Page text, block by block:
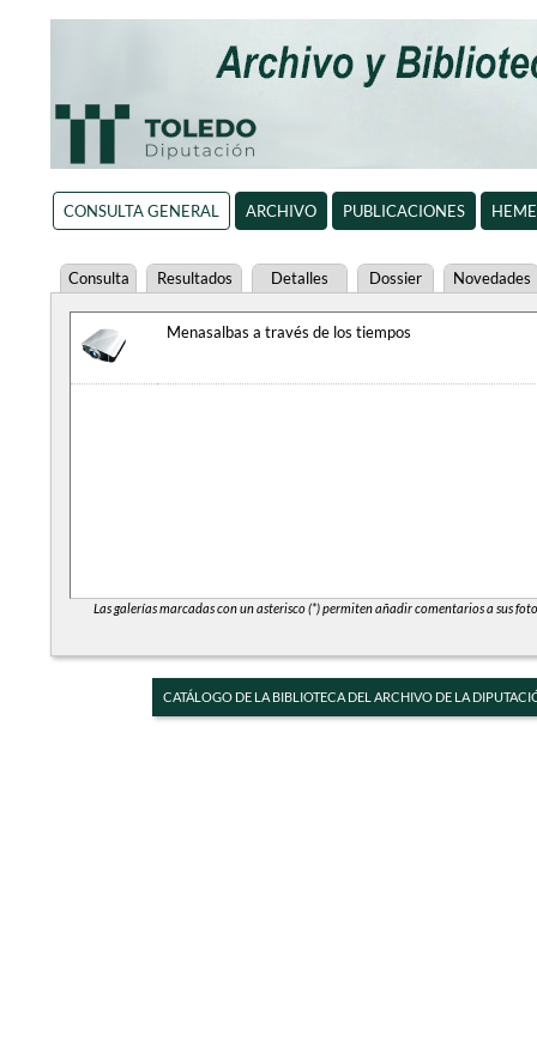
CONSULTA GENERAL ARCHIVO PUBLICACIONES
Consulta Resultados Detalles Dossier Novedades
Menasalbas a través de los tiempos
Las galerías marcadas con un asterisco (*) permiten añadir comentarios a sus
CATÁLOGO DE LA BIBLIOTECA DEL ARCHIVO DE LA